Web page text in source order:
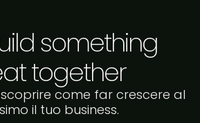
something
together
come far crescere al
il tuo business.